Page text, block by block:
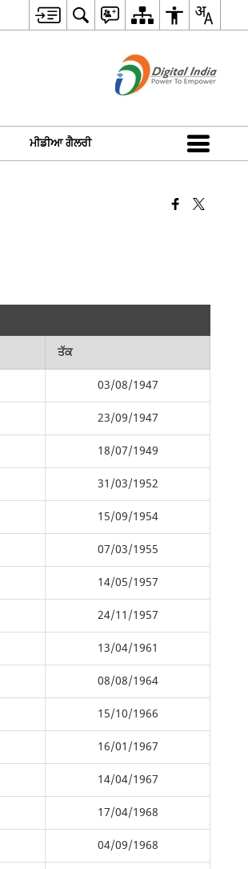
ਮੀਡੀਆ ਗੈਲਰੀ
ਤੱਕ
03/08/1947
23/09/1947
18/07/1949
31/03/1952
15/09/1954
07/03/1955
14/05/1957
24/11/1957
13/04/1961
08/08/1964
15/10/1966
16/01/1967
14/04/1967
17/04/1968
04/09/1968